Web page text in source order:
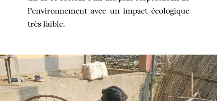
l’environnement avec un impact écologique
très faible.